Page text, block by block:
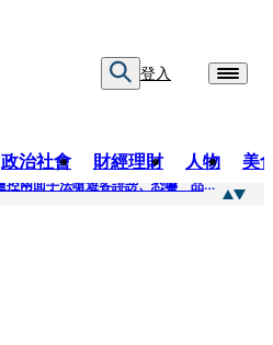
登入
政治社會 財經理財 人物 美
開心遊泰淪惡夢2／旅行社遭控兩面手法嗆遊客誹謗、恐嚇 品保協會回應了